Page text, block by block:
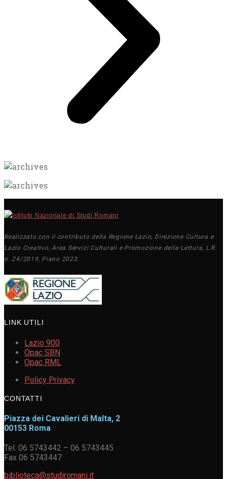
Realizzato con il contributo della Regione Lazio, Direzione Cultura e
Lazio Creativo, Area Servizi Culturali e Promozione della Lettura, L.R.
n. 24/2019, Piano 2023.
LINK UTILI
Lazio 900
Opac SBN
Opac RML
Policy Privacy
CONTATTI
Piazza dei Cavalieri di Malta, 2
00153 Roma
Tel. 06 5743442 – 06 5743445
Fax 06 5743447
biblioteca@studiromani.it